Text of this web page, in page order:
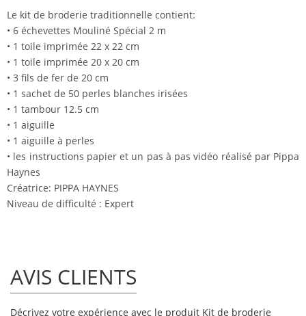
Le kit de broderie traditionnelle contient:
• 6 échevettes Mouliné Spécial 2 m
• 1 toile imprimée 22 x 22 cm
• 1 toile imprimée 20 x 20 cm
• 3 fils de fer de 20 cm
• 1 sachet de 50 perles blanches irisées
• 1 tambour 12.5 cm
• 1 aiguille
• 1 aiguille à perles
• les instructions papier et un pas à pas vidéo réalisé par Pippa
Haynes
Créatrice: PIPPA HAYNES
Niveau de difficulté : Expert
AVIS CLIENTS
Décrivez votre expérience avec le produit Kit de broderie